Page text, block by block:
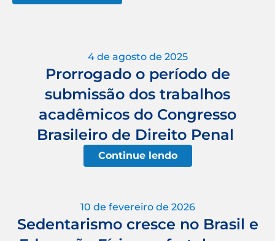
4 de agosto de 2025
Prorrogado o período de
submissão dos trabalhos
acadêmicos do Congresso
Brasileiro de Direito Penal
Continue lendo
10 de fevereiro de 2026
Sedentarismo cresce no Brasil e